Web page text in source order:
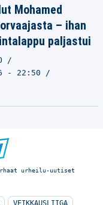
Mohamed
– ihan
paljastui
- 22:50
urheilu-uutiset
VEIKKAUSLIIGA